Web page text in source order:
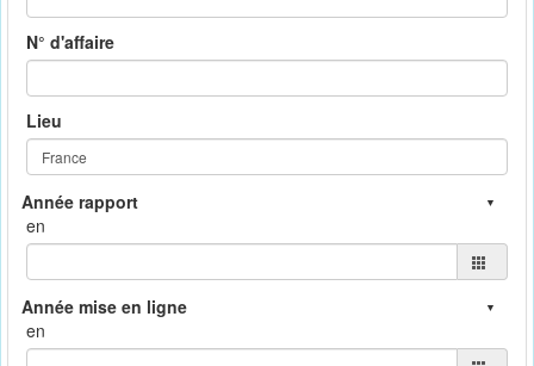
N° d'affaire
Lieu
en
en